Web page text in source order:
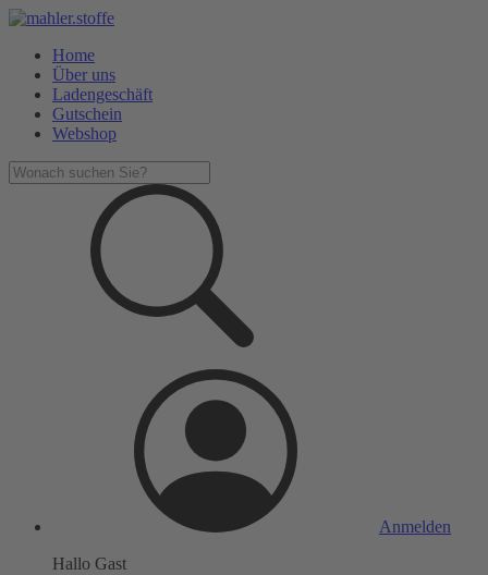
Home
Über uns
Ladengeschäft
Gutschein
Webshop
Anmelden
Hallo Gast